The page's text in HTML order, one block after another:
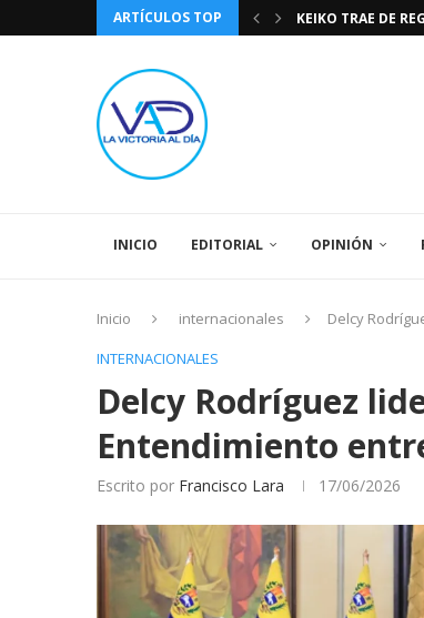
ARTÍCULOS TOP
KEIKO TRAE DE
INICIO EDITORIAL OPINIÓN
Inicio internacionales
Delcy
INTERNACIONALES
Delcy Rodríguez
Entendimiento
Escrito por Francisco Lara 17/06/2026